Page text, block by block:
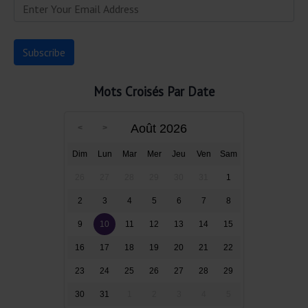
Mots Croisés Par Date
Août 2026
Dim Lun Mar Mer Jeu Ven Sam
1
2 3 4 5 6 7 8
9 10 11 12 13 14 15
16 17 18 19 20 21 22
23 24 25 26 27 28 29
30 31